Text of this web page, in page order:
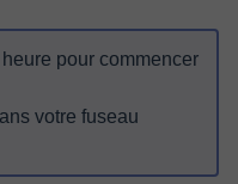
pour commencer
votre fuseau